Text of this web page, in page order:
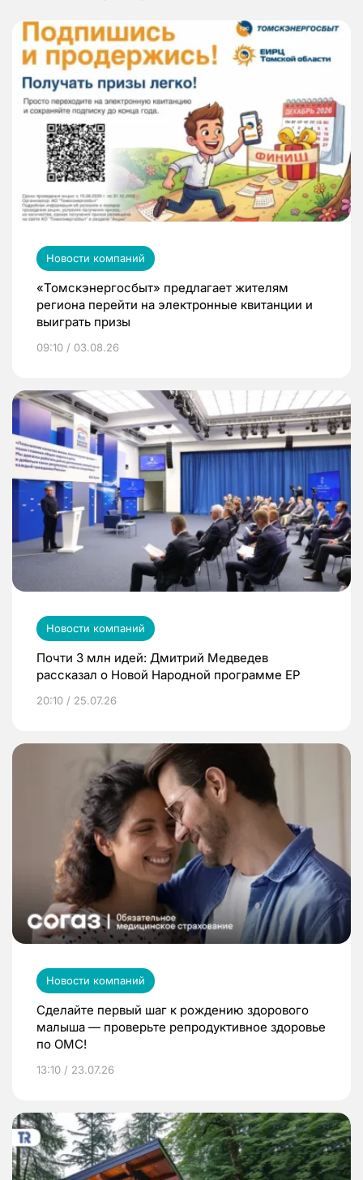
Новости компаний
«Томскэнергосбыт» предлагает жителям
региона перейти на электронные квитанции и
выиграть призы
09:10 / 03.08.26
Новости компаний
Почти 3 млн идей: Дмитрий Медведев
рассказал о Новой Народной программе ЕР
20:10 / 25.07.26
Новости компаний
Сделайте первый шаг к рождению здорового
малыша — проверьте репродуктивное здоровье
по ОМС!
13:10 / 23.07.26